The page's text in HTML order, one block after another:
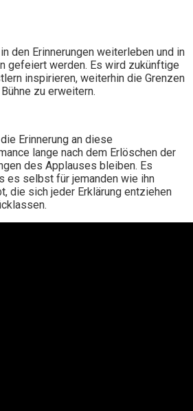
den Erinnerungen weiterleben und in
gefeiert werden. Es wird zukünftige
inspirieren, weiterhin die Grenzen
zu erweitern.
Erinnerung an diese
lange nach dem Erlöschen der
des Applauses bleiben. Es
es selbst für jemanden wie ihn
die sich jeder Erklärung entziehen